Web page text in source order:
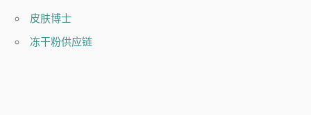
皮肤博士
冻干粉供应链